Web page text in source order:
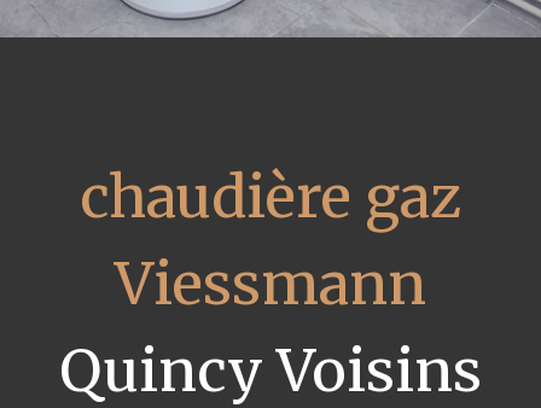
chaudière gaz
Viessmann
Quincy Voisins